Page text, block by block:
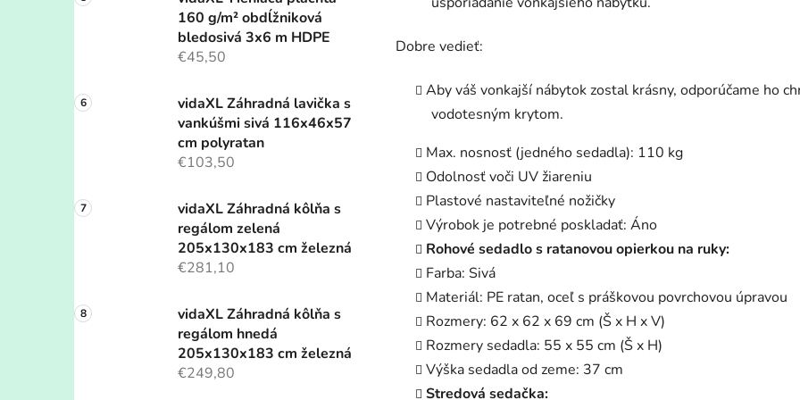
160 g/m² obdĺžniková
bledosivá 3x6 m HDPE
€45,50
vidaXL Záhradná lavička s
vankúšmi sivá 116x46x57
cm polyratan
€103,50
vidaXL Záhradná kôlňa s
regálom zelená
205x130x183 cm železná
€281,10
vidaXL Záhradná kôlňa s
regálom hnedá
205x130x183 cm železná
€249,80
Dobre vedieť:
Aby váš vonkajší nábytok zostal krásny, odporúčame ho
vodotesným krytom.
Max. nosnosť (jedného sedadla): 110 kg
Odolnosť voči UV žiareniu
Plastové nastaviteľné nožičky
Výrobok je potrebné poskladať: Áno
Rohové sedadlo s ratanovou opierkou na ruky:
Farba: Sivá
Materiál: PE ratan, oceľ s práškovou povrchovou úpravou
Rozmery: 62 x 62 x 69 cm (Š x H x V)
Rozmery sedadla: 55 x 55 cm (Š x H)
Výška sedadla od zeme: 37 cm
Stredová sedačka: